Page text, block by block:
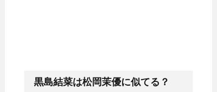
黒島結菜は松岡茉優に似てる？